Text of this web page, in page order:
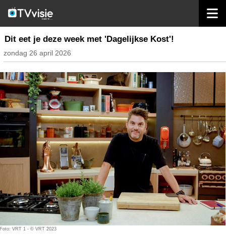
inhoud belgië
Dit eet je deze week met 'Dagelijkse Kost'!
zondag 26 april 2026
Foto: VRT 1 - © VRT 2023